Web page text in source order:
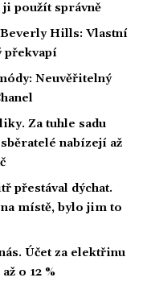
ji použít správně
Hills: Vlastní
překvapí
Neuvěřitelný
Za tuhle sadu
nabízejí až
přestával dýchat.
místě, bylo jim to
Účet za elektřinu
o 12 %